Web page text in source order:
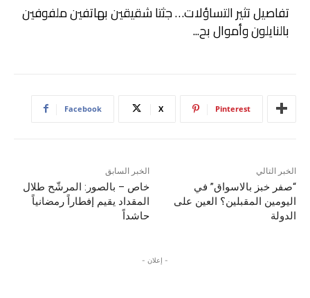
تفاصيل تثير التساؤلات… جثتا شقيقين بهاتفين ملفوفين
بالنايلون وأموال بح...
Facebook X Pinterest
الخبر السابق
خاص – بالصور: المرشّح طلال
المقداد يقيم إفطاراً رمضانياً
حاشداً
الخبر التالي
“صفر خبز بالاسواق” في
اليومين المقبلين؟ العين على
الدولة
- إعلان -